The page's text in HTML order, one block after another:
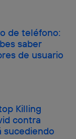
de teléfono:
saber
de usuario
Killing
contra
sucediendo